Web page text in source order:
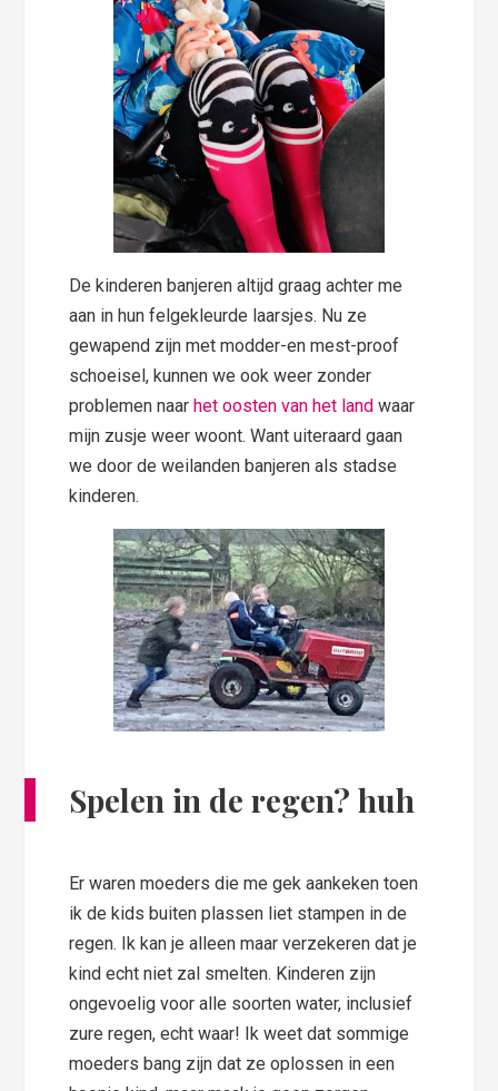
De kinderen banjeren altijd graag achter me
aan in hun felgekleurde laarsjes. Nu ze
gewapend zijn met modder-en mest-proof
schoeisel, kunnen we ook weer zonder
problemen naarhet oosten van het land waar
mijn zusje weer woont. Want uiteraard gaan
we door de weilanden banjeren als stadse
kinderen.
Spelen in de regen? huh
Er waren moeders die me gek aankeken toen
ik de kids buiten plassen liet stampen in de
regen. Ik kan je alleen maar verzekeren dat je
kind echt niet zal smelten. Kinderen zijn
ongevoelig voor alle soorten water, inclusief
zure regen, echt waar! Ik weet dat sommige
moeders bang zijn dat ze oplossen in een